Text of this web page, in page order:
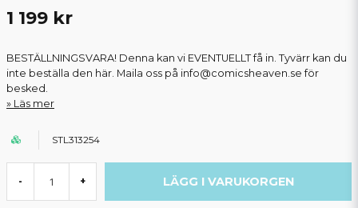
1 199 kr
BESTÄLLNINGSVARA! Denna kan vi EVENTUELLT få in. Tyvärr kan du
inte beställa den här. Maila oss på info@comicsheaven.se för
besked.
Läs mer
STL313254
- + LÄGG I VARUKORGEN